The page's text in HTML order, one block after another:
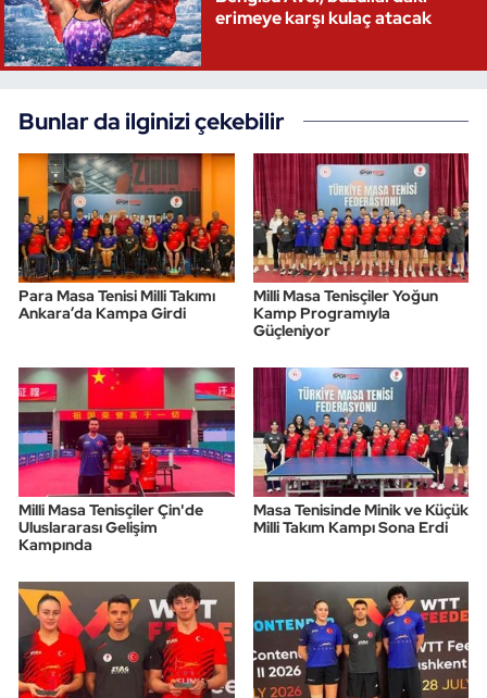
erimeye karşı kulaç atacak
Bunlar da ilginizi çekebilir
Para Masa Tenisi Milli Takımı
Ankara’da Kampa Girdi
Milli Masa Tenisçiler Yoğun
Kamp Programıyla
Güçleniyor
Milli Masa Tenisçiler Çin'de
Uluslararası Gelişim
Kampında
Masa Tenisinde Minik ve Küçük
Milli Takım Kampı Sona Erdi
Triatlon
Vücut Geliştirme Fitness
Wushu Kungfu
Yelken
Yüzme